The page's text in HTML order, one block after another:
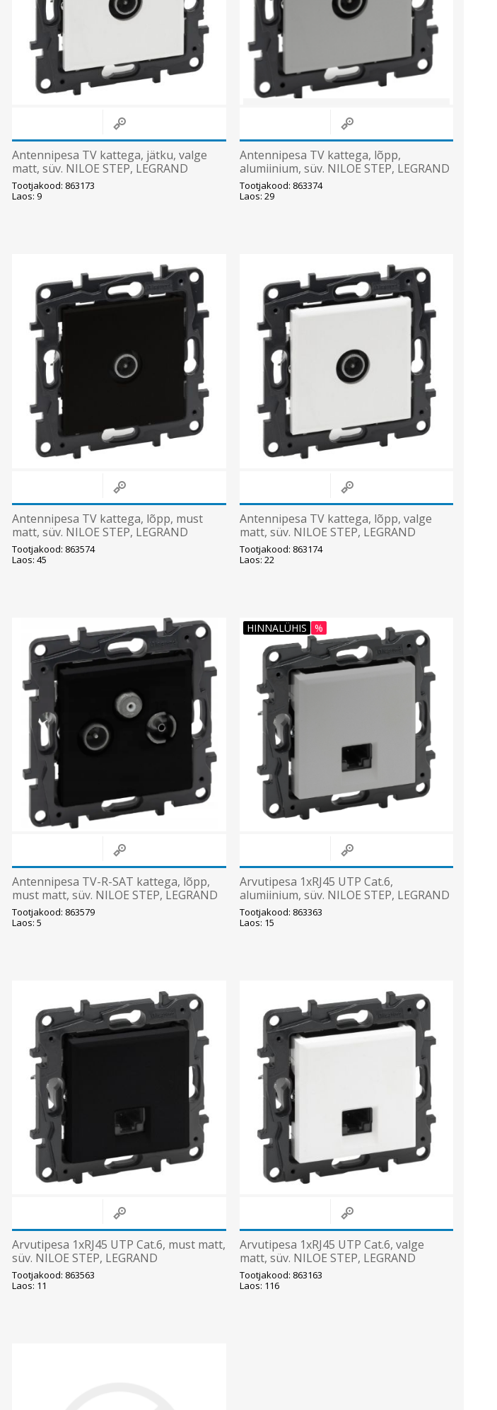
Antennipesa TV kattega, jätku, valge
matt, süv. NILOE STEP, LEGRAND
Tootjakood: 863173
Laos: 9
Antennipesa TV kattega, lõpp,
alumiinium, süv. NILOE STEP, LEGRAND
Tootjakood: 863374
Laos: 29
Antennipesa TV kattega, lõpp, must
matt, süv. NILOE STEP, LEGRAND
Tootjakood: 863574
Laos: 45
Antennipesa TV kattega, lõpp, valge
matt, süv. NILOE STEP, LEGRAND
Tootjakood: 863174
Laos: 22
Antennipesa TV-R-SAT kattega, lõpp,
must matt, süv. NILOE STEP, LEGRAND
Tootjakood: 863579
Laos: 5
HINNALÜHIS %
Arvutipesa 1xRJ45 UTP Cat.6,
alumiinium, süv. NILOE STEP, LEGRAND
Tootjakood: 863363
Laos: 15
Arvutipesa 1xRJ45 UTP Cat.6, must matt,
süv. NILOE STEP, LEGRAND
Tootjakood: 863563
Laos: 11
Arvutipesa 1xRJ45 UTP Cat.6, valge
matt, süv. NILOE STEP, LEGRAND
Tootjakood: 863163
Laos: 116